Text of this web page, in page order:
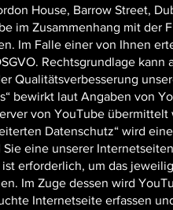
House, Barrow Street,
im Zusammenhang mit der
Im Falle einer von Ihnen
Rechtsgrundlage
Qualitätsverbesserung
bewirkt laut Angaben von
von YouTube
Datenschutz“ wird
Sie eine unserer
erforderlich, um das
Im Zuge dessen wird
Internetseite erfassen